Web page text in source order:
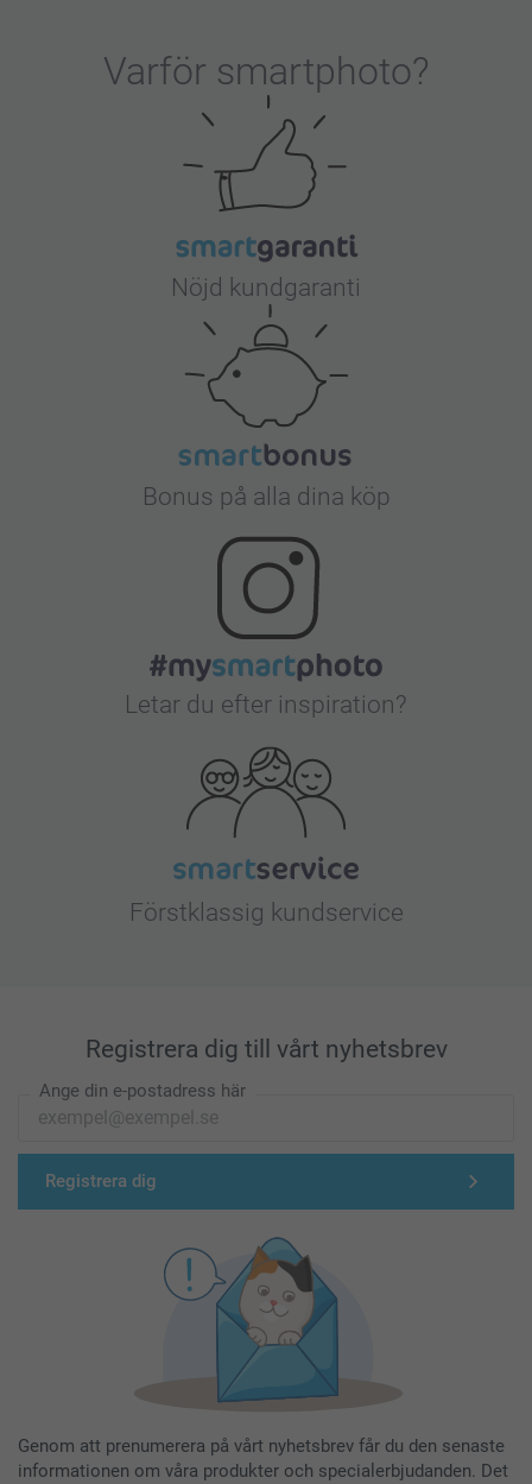
Varför smartphoto?
Nöjd kundgaranti
Bonus på alla dina köp
Letar du efter inspiration?
Förstklassig kundservice
Registrera dig till vårt nyhetsbrev
Ange din e-postadress här
Registrera dig
Genom att prenumerera på vårt nyhetsbrev får du den senaste
informationen om våra produkter och specialerbjudanden. Det